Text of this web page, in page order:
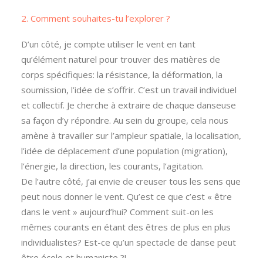
2. Comment souhaites-tu l’explorer ?
D’un côté, je compte utiliser le vent en tant
qu’élément naturel pour trouver des matières de
corps spécifiques: la résistance, la déformation, la
soumission, l’idée de s’offrir. C’est un travail individuel
et collectif. Je cherche à extraire de chaque danseuse
sa façon d’y répondre. Au sein du groupe, cela nous
amène à travailler sur l’ampleur spatiale, la localisation,
l’idée de déplacement d’une population (migration),
l’énergie, la direction, les courants, l’agitation.
De l’autre côté, j’ai envie de creuser tous les sens que
peut nous donner le vent. Qu’est ce que c’est « être
dans le vent » aujourd’hui? Comment suit-on les
mêmes courants en étant des êtres de plus en plus
individualistes? Est-ce qu’un spectacle de danse peut